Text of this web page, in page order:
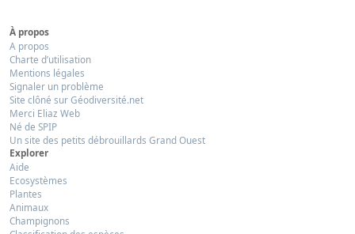
À propos
A propos
Charte d’utilisation
Mentions légales
Signaler un problème
Site clôné sur Géodiversité.net
Merci Eliaz Web
Né de SPIP
Un site des petits débrouillards Grand Ouest
Explorer
Aide
Ecosystèmes
Plantes
Animaux
Champignons